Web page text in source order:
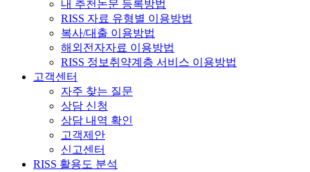
내 추천논문 등록방법
RISS 자료 유형별 이용방법
복사/대출 이용방법
해외전자자료 이용방법
RISS 정보취약계층 서비스 이용방법
고객센터
자주 찾는 질문
상담 신청
상담 내역 확인
고객제안
신고센터
RISS 활용도 분석